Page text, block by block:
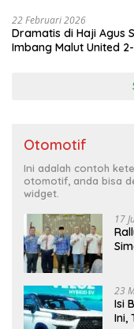
22 Februari 2026
Dramatis di Haji Agus
Imbang Malut United
Otomotif
Ini adalah contoh
otomotif, anda bisa
widget.
17
23
Isi
Ini,